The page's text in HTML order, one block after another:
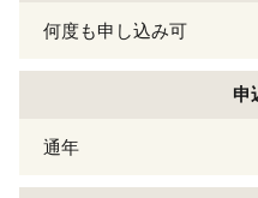
何度も申し込み可
申
通年